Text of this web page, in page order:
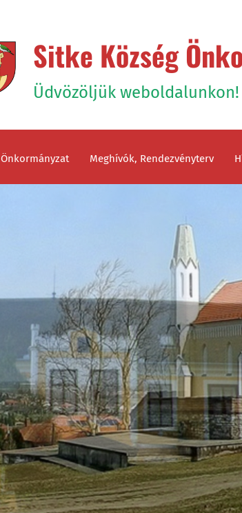
Sitke Község
Üdvözöljük weboldalunkon!
Önkormányzat Meghívók, Rendezvényterv